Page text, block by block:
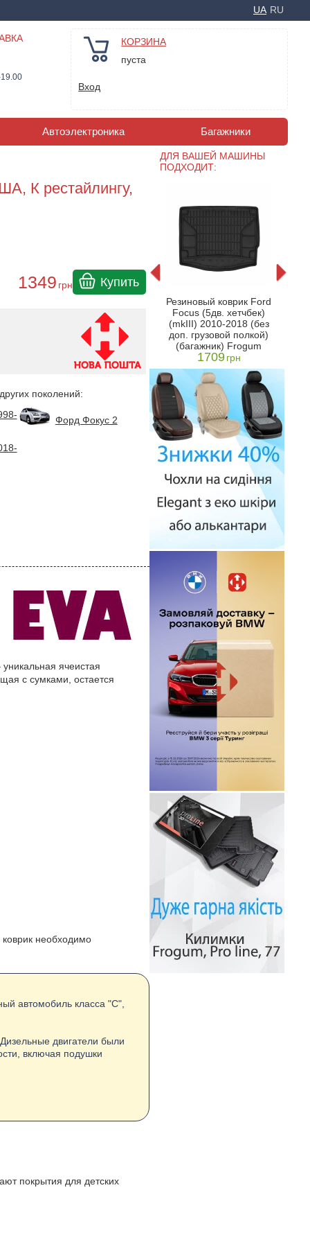
UA RU
КОРЗИНА
пуста
Вход
Автоэлектроника Багажники
К рестайлингу,
1349 грн Купить
поколений:
Форд Фокус 2
ячеистая
с сумками, остается
необходимо
автомобиль класса "C",
двигатели были
включая подушки
покрытия для детских
ДЛЯ ВАШЕЙ МАШИНЫ
ПОДХОДИТ:
Коврик в багажник Ford
(SW, США, Черный)
1349 грн
Резиновый коврик Ford
Focus (5дв. хетчбек)
(mkIII) 2010-2018 (без
доп. грузовой полкой)
(багажник) Frogum
1709 грн